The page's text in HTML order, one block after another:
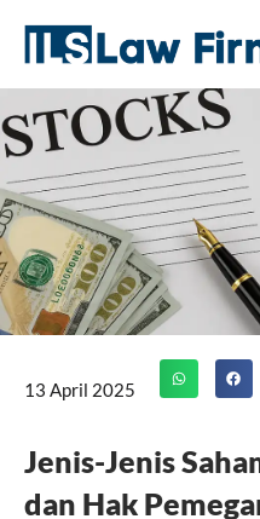
content
13 April 2025
Jenis-Jenis
dan Hak